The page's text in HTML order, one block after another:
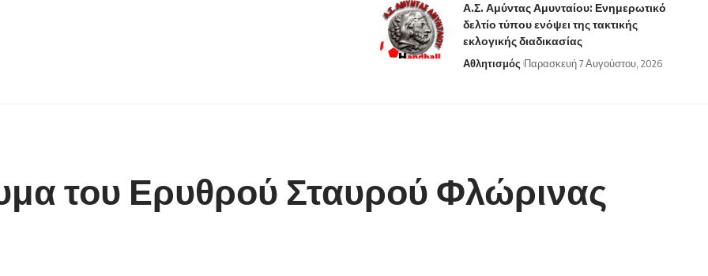
Α.Σ. Αμύντας Αμυνταίου: Ενημερωτικό
δελτίο τύπου ενόψει της τακτικής
εκλογικής διαδικασίας
Αθλητισμός Παρασκευή 7 Αυγούστου, 2026
του Ερυθρού Σταυρού Φλώρινας